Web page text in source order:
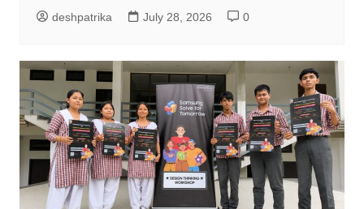
deshpatrika July 28, 2026 0